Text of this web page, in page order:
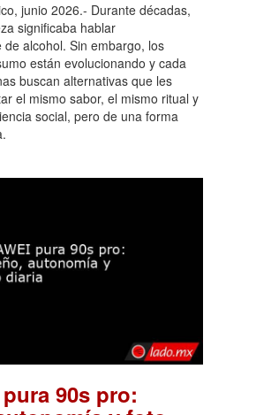
junio 2026.- Durante décadas,
significaba hablar
de alcohol. Sin embargo, los
están evolucionando y cada
buscan alternativas que les
el mismo sabor, el mismo ritual y
social, pero de una forma
pura 90s pro: